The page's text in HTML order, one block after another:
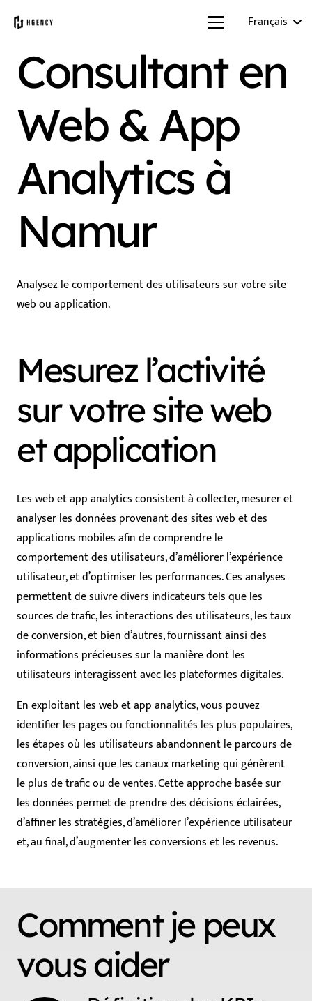
Français
Consultant en
Web & App
Analytics à
Namur
Analysez le comportement des utilisateurs sur votre site
web ou application.
Mesurez l’activité
sur votre site web
et application
Les web et app analytics consistent à collecter, mesurer et
analyser les données provenant des sites web et des
applications mobiles afin de comprendre le
comportement des utilisateurs, d’améliorer l’expérience
utilisateur, et d’optimiser les performances. Ces analyses
permettent de suivre divers indicateurs tels que les
sources de trafic, les interactions des utilisateurs, les taux
de conversion, et bien d’autres, fournissant ainsi des
informations précieuses sur la manière dont les
utilisateurs interagissent avec les plateformes digitales.
En exploitant les web et app analytics, vous pouvez
identifier les pages ou fonctionnalités les plus populaires,
les étapes où les utilisateurs abandonnent le parcours de
conversion, ainsi que les canaux marketing qui génèrent
le plus de trafic ou de ventes. Cette approche basée sur
les données permet de prendre des décisions éclairées,
d’affiner les stratégies, d’améliorer l’expérience utilisateur
et, au final, d’augmenter les conversions et les revenus.
Comment je peux
vous aider